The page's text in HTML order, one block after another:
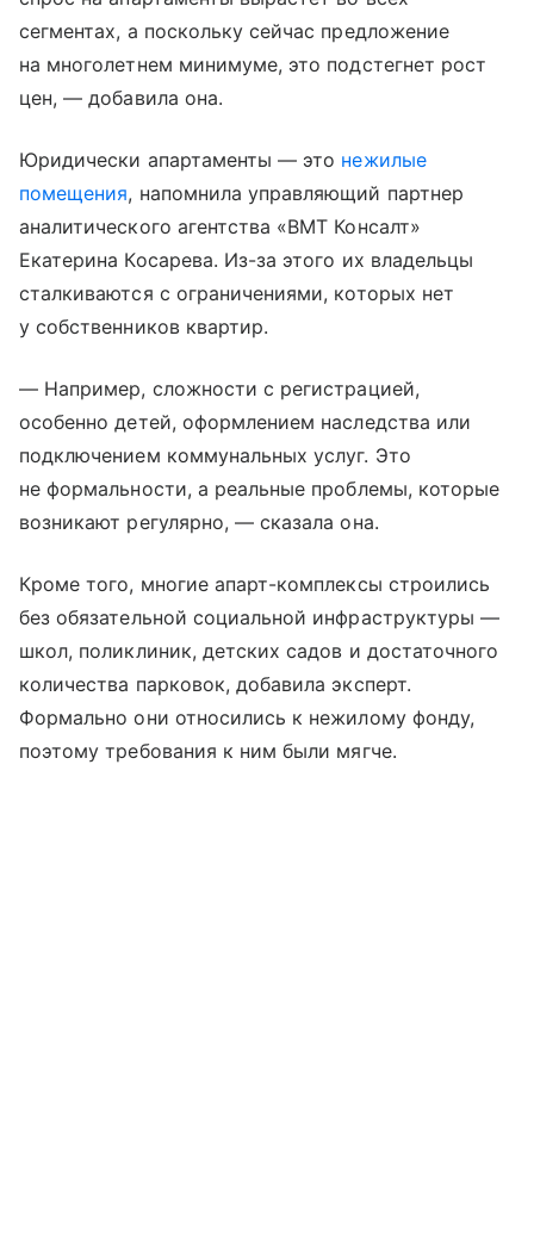
сегментах, а поскольку сейчас предложение
на многолетнем минимуме, это подстегнет рост
цен, — добавила она.
Юридически апартаменты — это нежилые
помещения, напомнила управляющий партнер
аналитического агентства «ВМТ Консалт»
Екатерина Косарева. Из-за этого их владельцы
сталкиваются с ограничениями, которых нет
у собственников квартир.
— Например, сложности с регистрацией,
особенно детей, оформлением наследства или
подключением коммунальных услуг. Это
не формальности, а реальные проблемы, которые
возникают регулярно, — сказала она.
Кроме того, многие апарт-комплексы строились
без обязательной социальной инфраструктуры —
школ, поликлиник, детских садов и достаточного
количества парковок, добавила эксперт.
Формально они относились к нежилому фонду,
поэтому требования к ним были мягче.